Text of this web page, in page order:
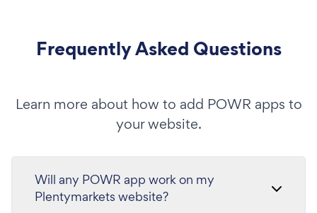
Frequently Asked Questions
Learn more about how to add POWR apps to
your website.
Will any POWR app work on my
Plentymarkets website?